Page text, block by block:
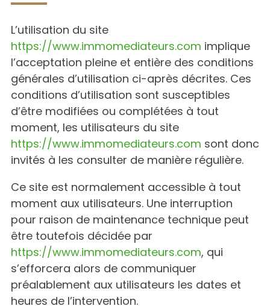
L’utilisation du site
https://www.immomediateurs.com implique
l’acceptation pleine et entière des conditions
générales d’utilisation ci-après décrites. Ces
conditions d’utilisation sont susceptibles
d’être modifiées ou complétées à tout
moment, les utilisateurs du site
https://www.immomediateurs.com sont donc
invités à les consulter de manière régulière.
Ce site est normalement accessible à tout
moment aux utilisateurs. Une interruption
pour raison de maintenance technique peut
être toutefois décidée par
https://www.immomediateurs.com, qui
s’efforcera alors de communiquer
préalablement aux utilisateurs les dates et
heures de l’intervention.